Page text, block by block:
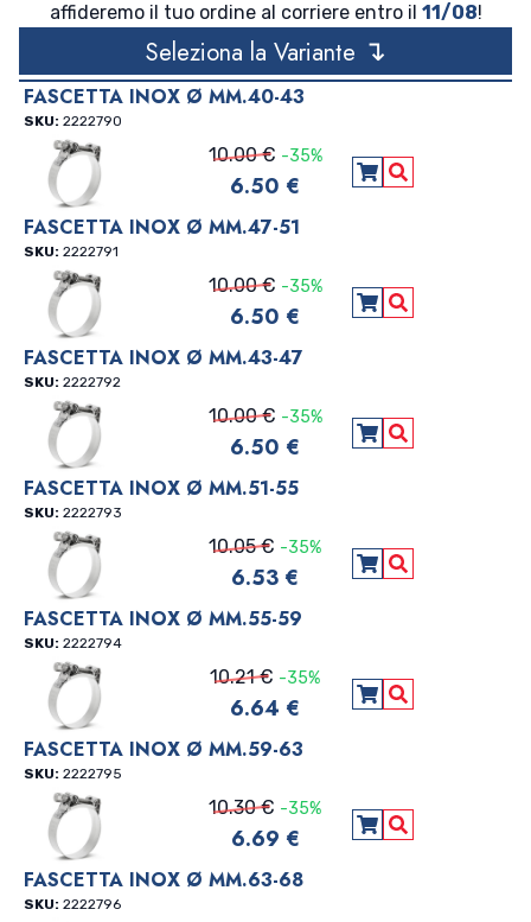
affideremo il tuo ordine al corriere entro il 11/08!
Seleziona la Variante ↴
FASCETTA INOX Ø MM.40-43
SKU: 2222790
10.00 € -35%
6.50 € Aggiungi al
Vedi Dettagli
FASCETTA INOX Ø MM.47-51
SKU: 2222791
10.00 € -35%
6.50 € Aggiungi al
Vedi Dettagli
FASCETTA INOX Ø MM.43-47
SKU: 2222792
10.00 € -35%
6.50 € Aggiungi al
Vedi Dettagli
FASCETTA INOX Ø MM.51-55
SKU: 2222793
10.05 € -35%
6.53 € Aggiungi al
Vedi Dettagli
FASCETTA INOX Ø MM.55-59
SKU: 2222794
10.21 € -35%
6.64 € Aggiungi al
Vedi Dettagli
FASCETTA INOX Ø MM.59-63
SKU: 2222795
10.30 € -35%
6.69 € Aggiungi al
Vedi Dettagli
FASCETTA INOX Ø MM.63-68
SKU: 2222796